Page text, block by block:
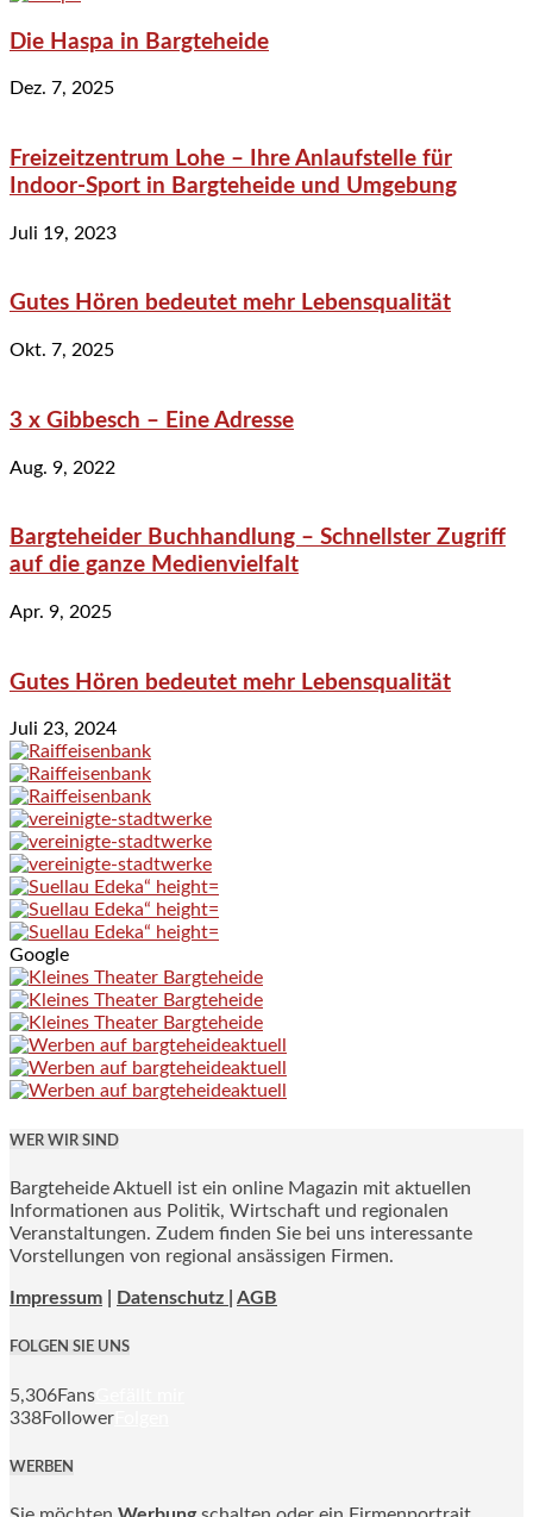
Die Haspa in Bargteheide
Dez. 7, 2025
Freizeitzentrum Lohe – Ihre Anlaufstelle für
Indoor-Sport in Bargteheide und Umgebung
Juli 19, 2023
Gutes Hören bedeutet mehr Lebensqualität
Okt. 7, 2025
3 x Gibbesch – Eine Adresse
Aug. 9, 2022
Bargteheider Buchhandlung – Schnellster Zugriff
auf die ganze Medienvielfalt
Apr. 9, 2025
Gutes Hören bedeutet mehr Lebensqualität
Juli 23, 2024
Google
WER WIR SIND
Bargteheide Aktuell ist ein online Magazin mit aktuellen
Informationen aus Politik, Wirtschaft und regionalen
Veranstaltungen. Zudem finden Sie bei uns interessante
Vorstellungen von regional ansässigen Firmen.
Impressum Datenschutz | AGB
FOLGEN SIE UNS
5,306Fans
338Follower
WERBEN